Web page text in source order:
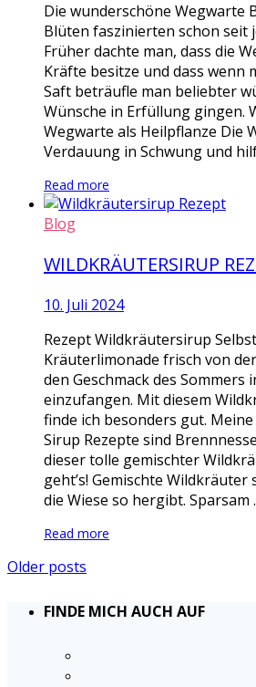
Die wunderschöne Wegwarte
Blüten faszinierten schon seit
Früher dachte man, dass die
Kräfte besitze und dass wenn
Saft beträufle man beliebter
Wünsche in Erfüllung gingen.
Wegwarte als Heilpflanze Die
Verdauung in Schwung und
Read more
Blog
WILDKRÄUTERSIRUP
10. Juli 2024
Rezept Wildkräutersirup
Kräuterlimonade frisch von
den Geschmack des Sommers
einzufangen. Mit diesem
finde ich besonders gut.
Sirup Rezepte sind
dieser tolle gemischter
geht’s! Gemischte Wildkräuter
die Wiese so hergibt. Sparsam
Read more
Older posts
FINDE MICH AUCH AUF